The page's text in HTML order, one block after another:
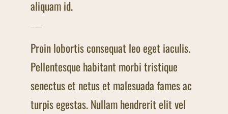
aliquam id.
Playing til your fingers hurt
Proin lobortis consequat leo eget iaculis.
Pellentesque habitant morbi tristique
senectus et netus et malesuada fames ac
turpis egestas. Nullam hendrerit elit vel